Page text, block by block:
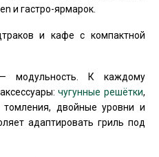
и гастро-ярмарок.
и кафе с компактной
модульность. К каждому
чугунные решётки,
томления, двойные уровни и
адаптировать гриль под